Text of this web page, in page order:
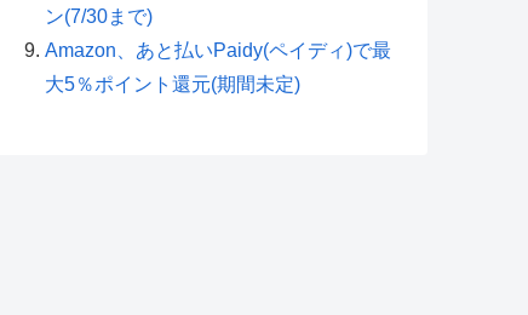
ン(7/30まで)
Amazon、あと払いPaidy(ペイディ)で最
大5％ポイント還元(期間未定)